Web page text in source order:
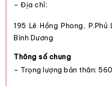
– Địa chỉ:
195 Lê Hồng Phong,
Bình Dương
Thông số chung
– Trọng lượng bản thân: